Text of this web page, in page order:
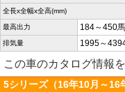
全長x全幅x全高(mm)
最高出力 184～450
排気量 1995～
この車のカタログ情報
5シリーズ（16年10月～16